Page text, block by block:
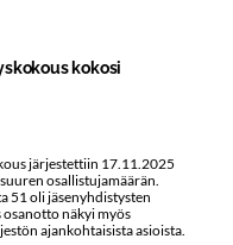
kokosi
järjestettiin 17.11.2025
osallistujamäärän.
51 oli jäsenyhdistysten
näkyi myös
ajankohtaisista asioista.